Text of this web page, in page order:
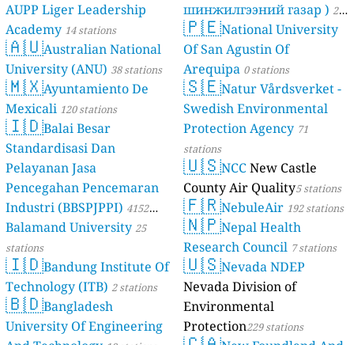
AUPP Liger Leadership
Academy 14 stations
🇦🇺Australian National
University (ANU) 38 stations
🇲🇽Ayuntamiento De
Mexicali 120 stations
🇮🇩Balai Besar
Standardisasi Dan
Pelayanan Jasa
Pencegahan Pencemaran
Industri (BBSPJPPI) 4152
stations
Balamand University25
stations
🇮🇩Bandung Institute Of
Technology (ITB) 2 stations
🇧🇩Bangladesh
University Of Engineering
шинжилгээний газар ) 21
stations
🇵🇪National University
Of San Agustin Of
Arequipa 0 stations
🇸🇪Natur Vårdsverket -
Swedish Environmental
Protection Agency 71
stations
🇺🇸NCCNew Castle
County Air Quality5 stations
🇫🇷NebuleAir 192 stations
🇳🇵Nepal Health
Research Council 7 stations
🇺🇸Nevada NDEP
Nevada Division of
Environmental
Protection229 stations